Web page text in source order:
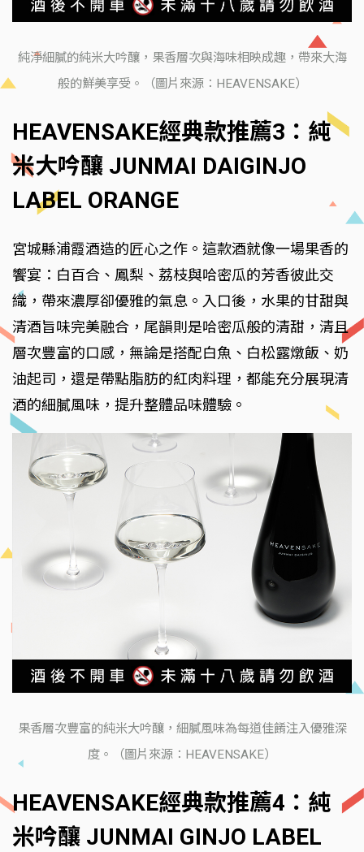
純淨細膩的純米大吟釀，果香層次與海味相映成趣，帶來大海
般的鮮美享受。（圖片來源：HEAVENSAKE）
HEAVENSAKE經典款推薦3：純
米大吟釀 JUNMAI DAIGINJO
LABEL ORANGE
宮城縣浦霞酒造的匠心之作。這款酒就像一場果香的
饗宴：白百合、鳳梨、荔枝與哈密瓜的芳香彼此交
織，帶來濃厚卻優雅的氣息。入口後，水果的甘甜與
清酒旨味完美融合，尾韻則是哈密瓜般的清甜，清且
層次豐富的口感，無論是搭配白魚、白松露燉飯、奶
油起司，還是帶點脂肪的紅肉料理，都能充分展現清
酒的細膩風味，提升整體品味體驗。
果香層次豐富的純米大吟釀，細膩風味為每道佳餚注入優雅深
度。（圖片來源：HEAVENSAKE）
HEAVENSAKE經典款推薦4：純
米吟釀 JUNMAI GINJO LABEL